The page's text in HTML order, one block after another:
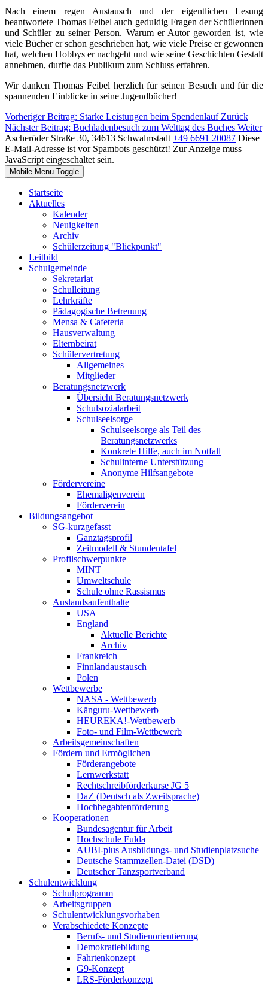
Nach einem regen Austausch und der eigentlichen Lesung
beantwortete Thomas Feibel auch geduldig Fragen der Schülerinnen
und Schüler zu seiner Person. Warum er Autor geworden ist, wie
viele Bücher er schon geschrieben hat, wie viele Preise er gewonnen
hat, welchen Hobbys er nachgeht und wie seine Geschichten Gestalt
annehmen, durfte das Publikum zum Schluss erfahren.
Wir danken Thomas Feibel herzlich für seinen Besuch und für die
spannenden Einblicke in seine Jugendbücher!
Vorheriger Beitrag: Starke Leistungen beim Spendenlauf Zurück
Nächster Beitrag: Buchladenbesuch zum Welttag des Buches Weiter
Ascheröder Straße 30, 34613 Schwalmstadt +49 6691 20087 Diese
E-Mail-Adresse ist vor Spambots geschützt! Zur Anzeige muss
JavaScript eingeschaltet sein.
Mobile Menu Toggle
Startseite
Aktuelles
Kalender
Neuigkeiten
Archiv
Schülerzeitung "Blickpunkt"
Leitbild
Schulgemeinde
Sekretariat
Schulleitung
Lehrkräfte
Pädagogische Betreuung
Mensa & Cafeteria
Hausverwaltung
Elternbeirat
Schülervertretung
Allgemeines
Mitglieder
Beratungsnetzwerk
Übersicht Beratungsnetzwerk
Schulsozialarbeit
Schulseelsorge
Schulseelsorge als Teil des
Beratungsnetzwerks
Konkrete Hilfe, auch im Notfall
Schulinterne Unterstützung
Anonyme Hilfsangebote
Fördervereine
Ehemaligenverein
Förderverein
Bildungsangebot
SG-kurzgefasst
Ganztagsprofil
Zeitmodell & Stundentafel
Profilschwerpunkte
MINT
Umweltschule
Schule ohne Rassismus
Auslandsaufenthalte
USA
England
Aktuelle Berichte
Archiv
Frankreich
Finnlandaustausch
Polen
Wettbewerbe
NASA - Wettbewerb
Känguru-Wettbewerb
HEUREKA!-Wettbewerb
Foto- und Film-Wettbewerb
Arbeitsgemeinschaften
Fördern und Ermöglichen
Förderangebote
Lernwerkstatt
Rechtschreibförderkurse JG 5
DaZ (Deutsch als Zweitsprache)
Hochbegabtenförderung
Kooperationen
Bundesagentur für Arbeit
Hochschule Fulda
AUBI-plus Ausbildungs- und Studienplatzsuche
Deutsche Stammzellen-Datei (DSD)
Deutscher Tanzsportverband
Schulentwicklung
Schulprogramm
Arbeitsgruppen
Schulentwicklungsvorhaben
Verabschiedete Konzepte
Berufs- und Studienorientierung
Demokratiebildung
Fahrtenkonzept
G9-Konzept
LRS-Förderkonzept